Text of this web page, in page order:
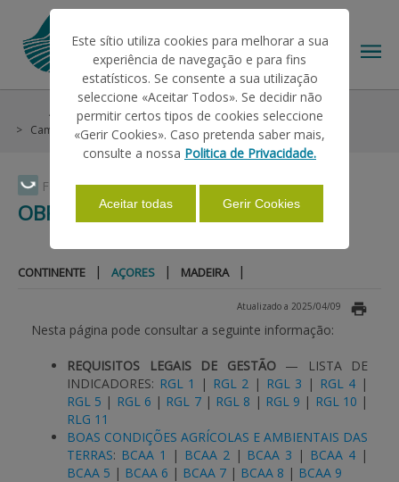
Faça Swipe para ver o menu
O IFAP
AJUDAS/APOIOS
INFORMAÇÕES
PAGAMENTOS
APOIO AO BENEFICIÁRIO
Ajudas/Apoios Condições Gerais
Condicionalidade
Campanha 2024
Obrigações Açores
OBRIGAÇÕES
CONTINENTE | AÇORES | MADEIRA |
Atualizado a 2025/04/09
Nesta página pode consultar a seguinte informação:
REQUISITOS LEGAIS DE GESTÃO— LISTA DE
INDICADORES: RGL 1 | RGL 2 | RGL 3 | RGL 4 |
RGL 5 | RGL 6 | RGL 7| RGL 8 | RGL 9 | RGL 10 |
RLG 11
BOAS CONDIÇÕES AGRÍCOLAS E AMBIENTAIS DAS
TERRAS: BCAA 1 | BCAA 2| BCAA 3 | BCAA 4 |
BCAA 5 | BCAA 6 | BCAA 7 | BCAA 8 | BCAA 9
Este sítio utiliza cookies para melhorar a sua
experiência de navegação e para fins
estatísticos. Se consente a sua utilização
seleccione «Aceitar Todos». Se decidir não
permitir certos tipos de cookies seleccione
«Gerir Cookies». Caso pretenda saber mais,
consulte a nossa Politica de Privacidade.
Aceitar todas Gerir Cookies